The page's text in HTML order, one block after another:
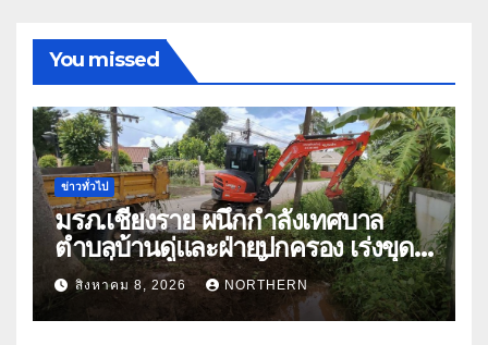
You missed
ข่าวทั่วไป
มรภ.เชียงราย ผนึกกำลังเทศบาล
ตำบลบ้านดู่และฝ่ายปกครอง เร่งขุด
ลอกสิ่งกีดขวางทางน้ำ ป้องกันและลด
ปัญหาน้ำท่วม
สิงหาคม 8, 2026 NORTHERN